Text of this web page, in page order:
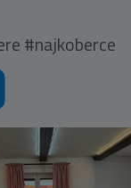
#najkoberce